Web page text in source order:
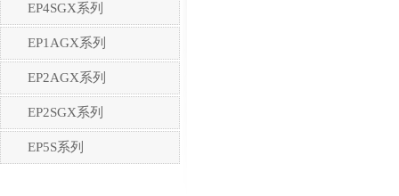
EP4SGX系列
EP1AGX系列
EP2AGX系列
EP2SGX系列
EP5S系列